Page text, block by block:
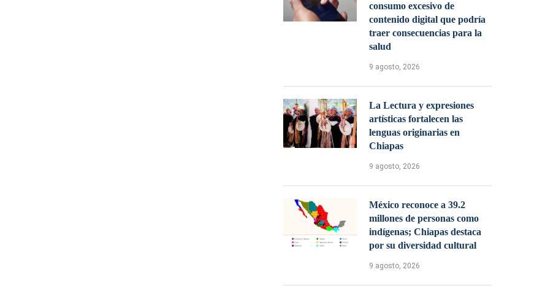
consumo excesivo de
contenido digital que podría
traer consecuencias para la
salud
9 agosto, 2026
La Lectura y expresiones
artísticas fortalecen las
lenguas originarias en
Chiapas
9 agosto, 2026
México reconoce a 39.2
millones de personas como
indígenas; Chiapas destaca
por su diversidad cultural
9 agosto, 2026